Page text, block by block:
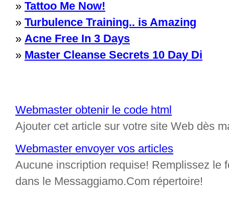
» Tattoo Me Now!
» Turbulence Training.. is Amazing
» Acne Free In 3 Days
» Master Cleanse Secrets 10 Day Di
Webmaster obtenir le code html
Ajouter cet article sur votre site Web dès
Webmaster envoyer vos articles
Aucune inscription requise! Remplissez le
dans le Messaggiamo.Com répertoire!